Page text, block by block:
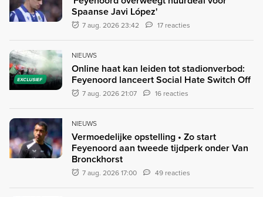
Spaanse Javi López'
7 aug. 2026 23:42 17 reacties
EXCLUSIEF
NIEUWS
Online haat kan leiden tot stadionverbod:
Feyenoord lanceert Social Hate Switch Off
7 aug. 2026 21:07 16 reacties
NIEUWS
Vermoedelijke opstelling • Zo start
Feyenoord aan tweede tijdperk onder Van
Bronckhorst
7 aug. 2026 17:00 49 reacties